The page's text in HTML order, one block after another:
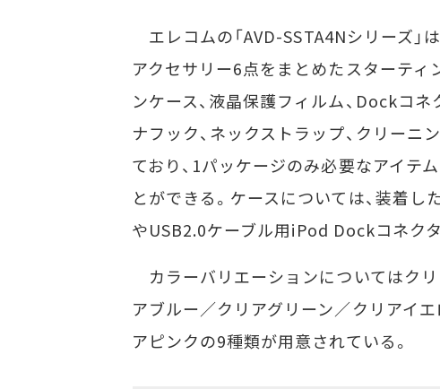
エレコムの「AVD-SSTA4Nシリーズ」
アクセサリー6点をまとめたスターティ
ンケース、液晶保護フィルム、Dockコネ
ナフック、ネックストラップ、クリーニ
ており、1パッケージのみ必要なアイテ
とができる。ケースについては、装着し
やUSB2.0ケーブル用iPod Dockコネク
カラーバリエーションについてはク
アブルー／クリアグリーン／クリアイ
アピンクの9種類が用意されている。